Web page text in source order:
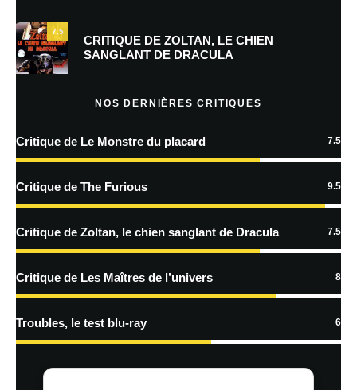
7.5
CRITIQUE DE ZOLTAN, LE CHIEN
SANGLANT DE DRACULA
NOS DERNIÈRES CRITIQUES
Critique de Le Monstre du placard 7.5
Critique de The Furious 9.5
Critique de Zoltan, le chien sanglant de Dracula 7.5
Critique de Les Maîtres de l’univers 8
Troubles, le test blu-ray 6